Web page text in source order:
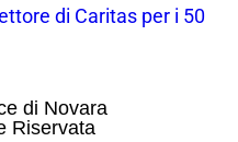
di Caritas per i 50
di Novara
Riservata